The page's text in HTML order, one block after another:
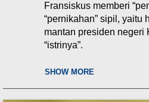
Fransiskus memberi
“pernikahan” sipil, yaitu
mantan presiden negeri
“istrinya”.
“Paduka Suci
SHOW MORE